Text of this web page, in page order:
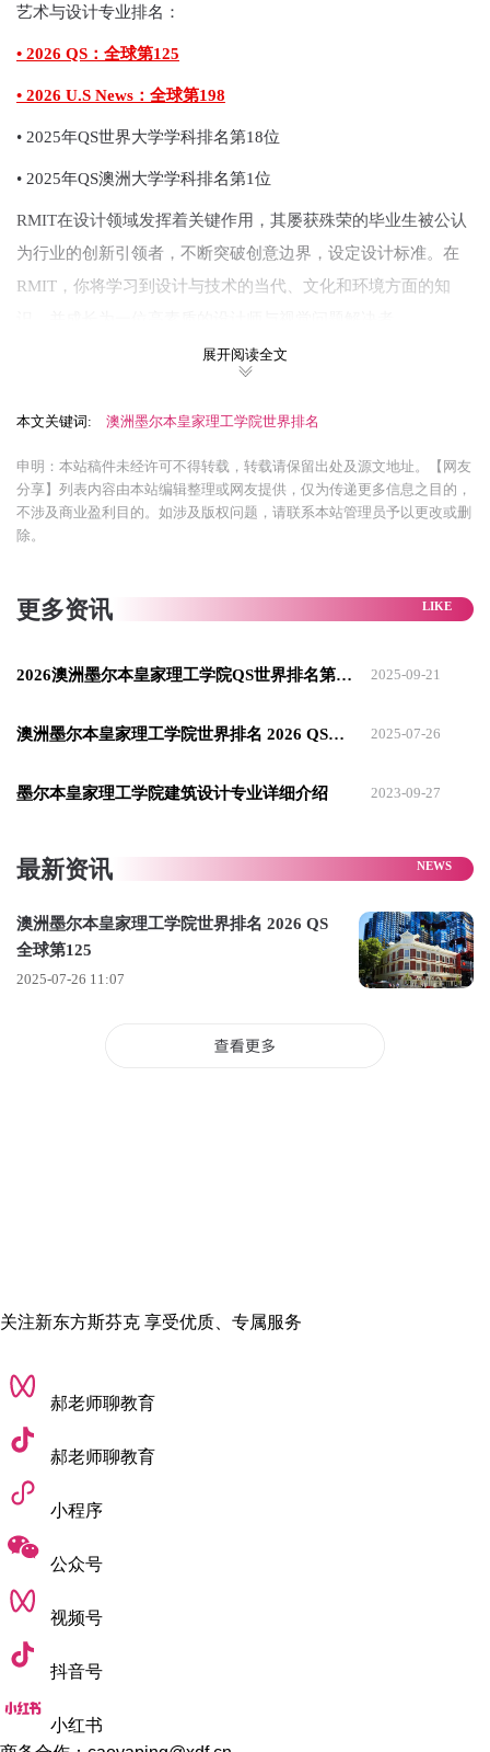
艺术与设计专业排名：
• 2026 QS：全球第125
• 2026 U.S News：全球第198
• 2025年QS世界大学学科排名第18位
• 2025年QS澳洲大学学科排名第1位
RMIT在设计领域发挥着关键作用，其屡获殊荣的毕业生被公认
为行业的创新引领者，不断突破创意边界，设定设计标准。在
RMIT，你将学习到设计与技术的当代、文化和环境方面的知
皇家墨尔本理工大学（Royal Melbourne Institute of
于澳大利亚南部“文化艺术与工业中心”墨尔本，不仅城市经济
发达，而且文化氛围浓厚。RMIT的开放式校园，与墨尔本的重
要商业街区、公共服务设施和轻轨电车紧密相连，成为市中心
不可或缺的一部分。
⭕ QS评分全五星大学；
⭕ 建校50年以内的大学澳洲第5位，全球第22位；
⭕ 建筑与建造环境专业澳洲第3位，全球第25位；
⭕ 传媒与媒体研究专业澳洲第4位，全球第44位；
校区（City Campus）、Brunswick Campus和Bundoora
Campus。市中心校区地理位置优越，位于墨尔本城市的心脏地
带，大部分艺术设计类专业都开设在这里。
RMIT开设的艺术类课程也可以说是全澳覆盖范围最广，几乎囊
Context）的课程方向包括：
- Photography 摄影
- Urban Planning 城市规划
- Property, Construction and Project Management 物业，
展开阅读全文
本文关键词: 澳洲墨尔本皇家理工学院世界排名
申明：本站稿件未经许可不得转载，转载请保留出处及源文地址。【网友
分享】列表内容由本站编辑整理或网友提供，仅为传递更多信息之目的，
不涉及商业盈利目的。如涉及版权问题，请联系本站管理员予以更改或删
除。
更多资讯
2026澳洲墨尔本皇家理工学院QS世界排名第几？ 2025-09-21
澳洲墨尔本皇家理工学院世界排名 2026 QS全球第125 2025-07-26
墨尔本皇家理工学院建筑设计专业详细介绍 2023-09-27
最新资讯
澳洲墨尔本皇家理工学院世界排名 2026 QS
全球第125
2025-07-26 11:07
关注新东方斯芬克 享受优质、专属服务
郝老师聊教育
郝老师聊教育
小程序
公众号
视频号
抖音号
小红书